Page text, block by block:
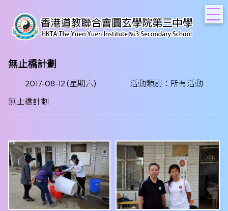
無止橋計劃
2017-08-12 (星期六)
活動類別：所有活動
無止橋計劃